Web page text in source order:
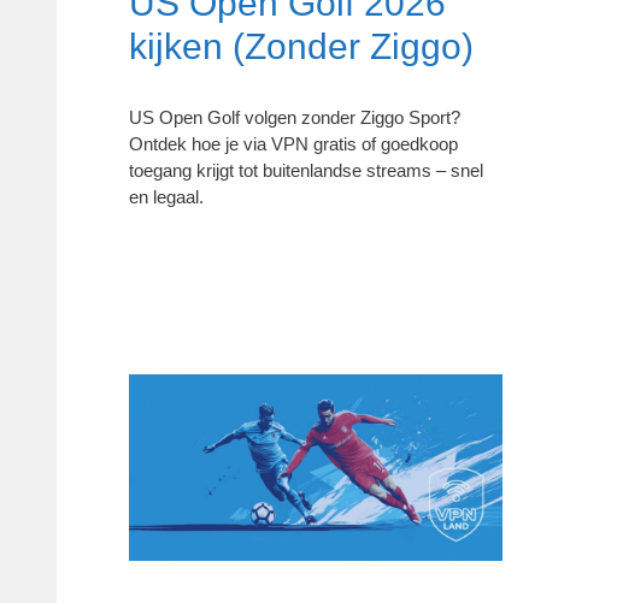
kijken (Zonder Ziggo)
US Open Golf volgen zonder Ziggo Sport?
Ontdek hoe je via VPN gratis of goedkoop
toegang krijgt tot buitenlandse streams – snel
en legaal.